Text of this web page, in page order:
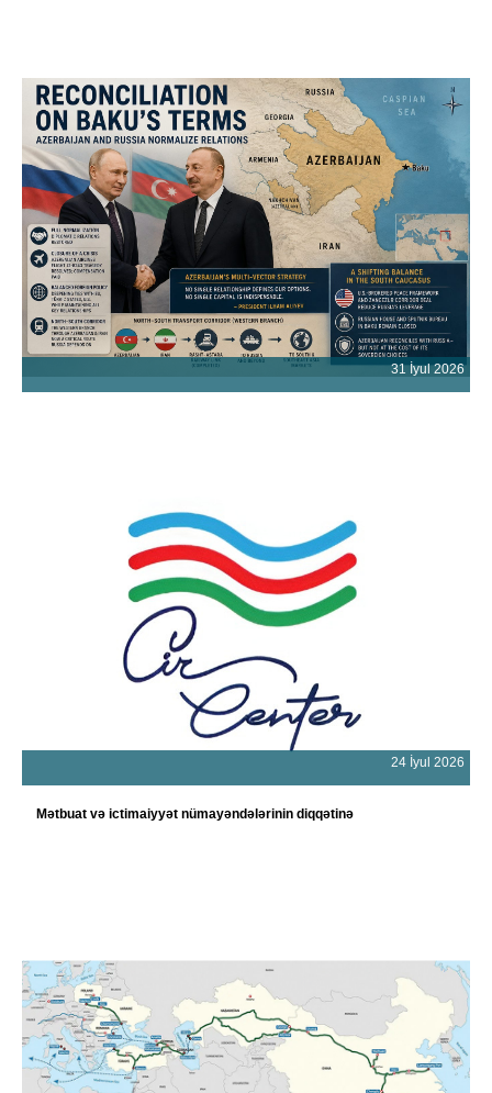
31 İyul 2026
24 İyul 2026
Mətbuat və ictimaiyyət nümayəndələrinin diqqətinə